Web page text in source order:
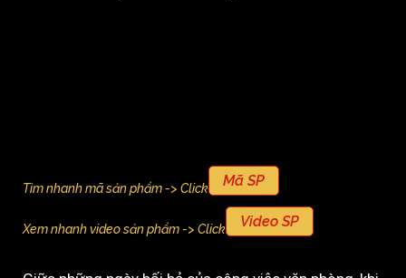
Tìm nhanh mã sản phẩm -> Click Mã SP
Xem nhanh video sản phẩm -> Click Video SP